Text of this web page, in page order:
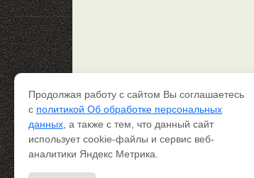
Каталог рессор
Доставка и оплата
Качество
Контакты
Продолжая работу с сайтом Вы соглашаетесь
с политикой Об обработке персональных
данных , а также с тем, что данный сайт
использует cookie-файлы и сервис веб-
аналитики Яндекс Метрика.